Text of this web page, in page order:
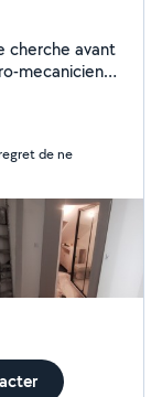
cherche avant
mecanicien
à me
de véranda
n'hésitez
de ne